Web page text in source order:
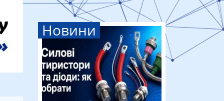
Новини